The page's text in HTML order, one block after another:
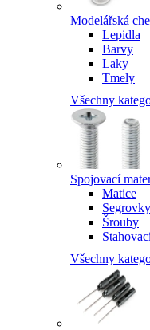
Modelářská
Lepidla
Barvy
Laky
Tmely
Všechny
Spojovací
Matice
Segrovky
Šrouby
Všechny